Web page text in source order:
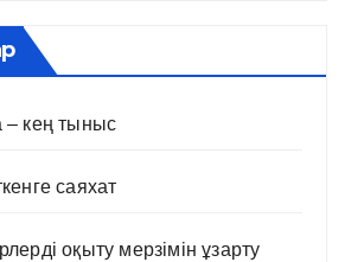
– кең тыныс
саяхат
оқыту мерзімін ұзарту